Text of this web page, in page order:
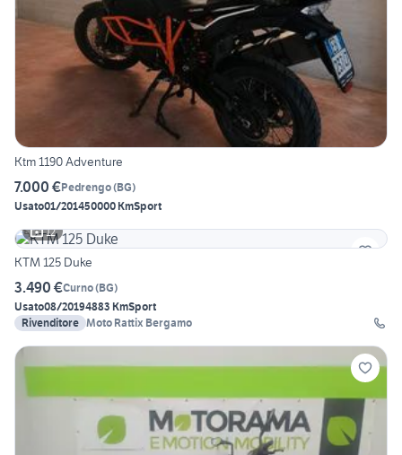
Ktm 1190 Adventure
7.000 €Pedrengo(BG)
Usato01/201450000 KmSport
12
KTM 125 Duke
3.490 €Curno(BG)
Usato08/20194883 KmSport
Rivenditore Moto Rattix Bergamo